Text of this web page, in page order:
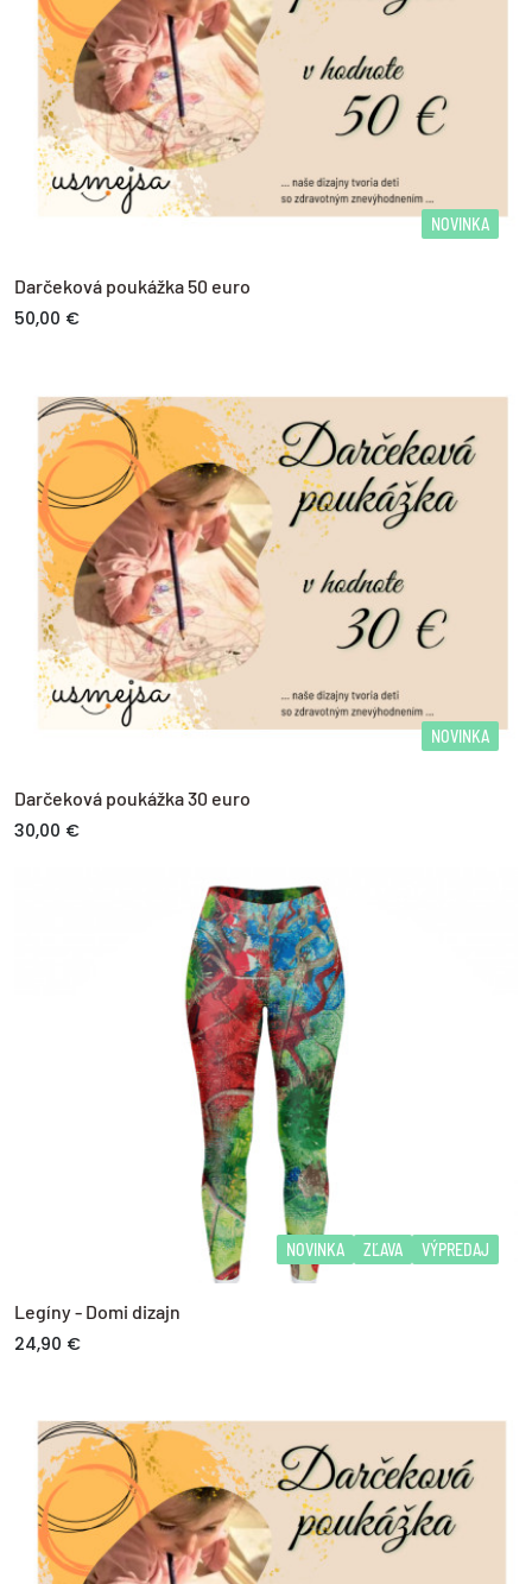
NOVINKA
Darčeková poukážka 50 euro
50,00 €
NOVINKA
Darčeková poukážka 30 euro
30,00 €
NOVINKA ZĽAVA VÝPREDAJ
Legíny - Domi dizajn
24,90 €